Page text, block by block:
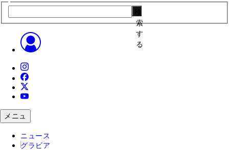
索
す
る
メニュ
ニュース
グラビア